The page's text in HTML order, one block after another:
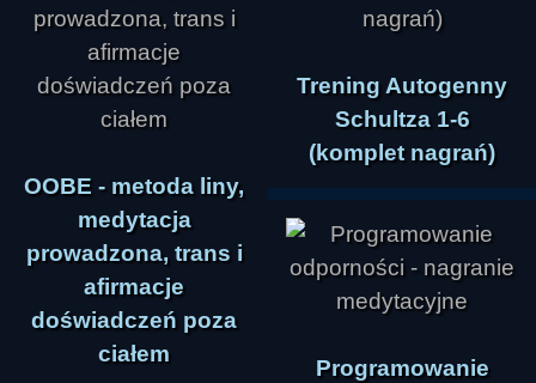
OOBE - metoda liny,
medytacja
prowadzona, trans i
afirmacje
doświadczeń poza
ciałem
Trening Autogenny
Schultza 1-6
(komplet nagrań)
Programowanie